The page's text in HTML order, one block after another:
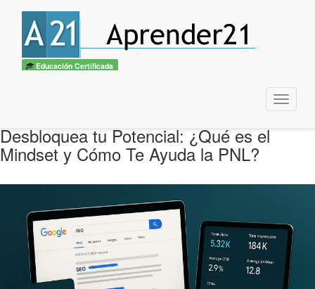
Educación Certificada
Menu
Desbloquea tu Potencial: ¿Qué es el
Mindset y Cómo Te Ayuda la PNL?